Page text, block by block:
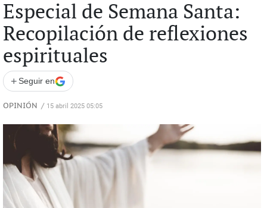
Especial de Semana Santa:
Recopilación de reflexiones
espirituales
+ Seguir en
OPINIÓN / 15 abril 2025 05:05